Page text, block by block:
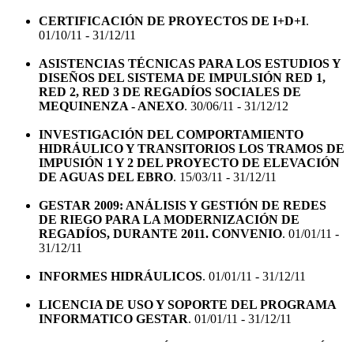
CERTIFICACIÓN DE PROYECTOS DE I+D+I.
01/10/11 - 31/12/11
ASISTENCIAS TÉCNICAS PARA LOS ESTUDIOS Y
DISEÑOS DEL SISTEMA DE IMPULSIÓN RED 1,
RED 2, RED 3 DE REGADÍOS SOCIALES DE
MEQUINENZA - ANEXO. 30/06/11 - 31/12/12
INVESTIGACIÓN DEL COMPORTAMIENTO
HIDRÁULICO Y TRANSITORIOS LOS TRAMOS DE
IMPUSIÓN 1 Y 2 DEL PROYECTO DE ELEVACIÓN
DE AGUAS DEL EBRO. 15/03/11 - 31/12/11
GESTAR 2009: ANÁLISIS Y GESTIÓN DE REDES
DE RIEGO PARA LA MODERNIZACIÓN DE
REGADÍOS, DURANTE 2011. CONVENIO. 01/01/11 -
31/12/11
INFORMES HIDRÁULICOS. 01/01/11 - 31/12/11
LICENCIA DE USO Y SOPORTE DEL PROGRAMA
INFORMATICO GESTAR. 01/01/11 - 31/12/11